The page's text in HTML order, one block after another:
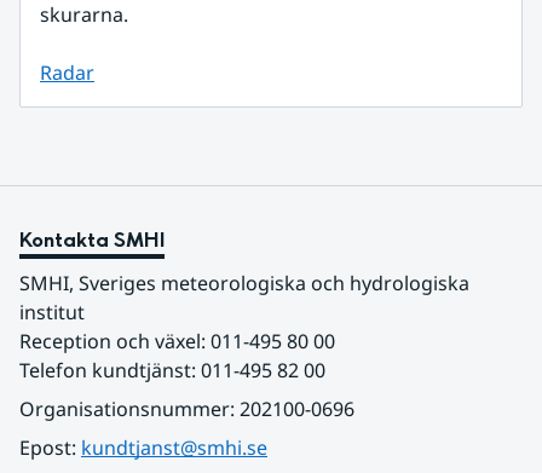
skurarna.
Radar
Kontakta SMHI
SMHI, Sveriges meteorologiska och hydrologiska
institut
Reception och växel: 011-495 80 00
Telefon kundtjänst: 011-495 82 00
Organisationsnummer: 202100-0696
Epost: kundtjanst@smhi.se